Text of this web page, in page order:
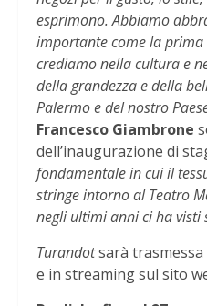
esprimono. Abbiamo
importante come la
crediamo nella cultura e
della grandezza e della
Palermo e del nostro
Francesco Giambrone
dell’inaugurazione di
fondamentale in cui il
stringe intorno al Teatro
negli ultimi anni ci ha visti
Turandotsarà trasmessa
e in streaming sul sito